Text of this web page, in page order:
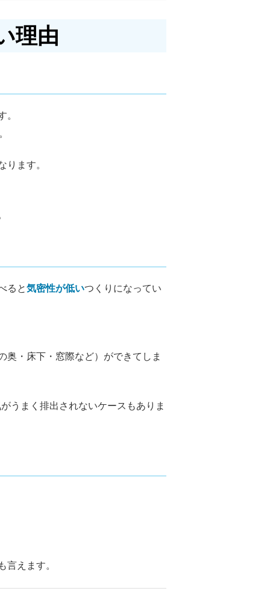
理由
。
ります。
ると気密性が低いつくりになってい
奥・床下・窓際など）ができてしま
うまく排出されないケースもありま
えます。